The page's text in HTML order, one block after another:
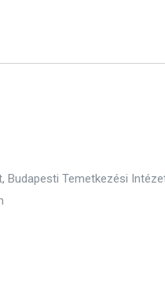
Budapesti Temetkezési